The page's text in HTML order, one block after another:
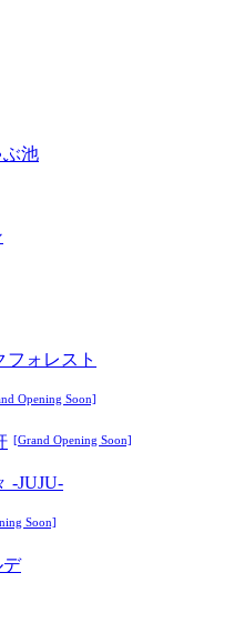
ぶ池
フォレスト
Opening Soon]
[Grand Opening Soon]
-JUJU-
Soon]
デ